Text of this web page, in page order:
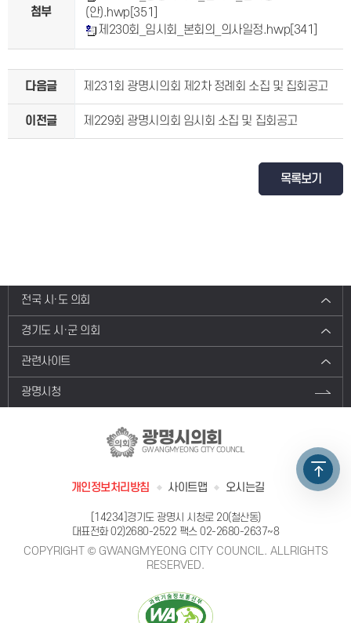
첨부
(안).hwp [351]
제230회_임시회_본회의_의사일정.hwp [341]
다음글 제231회 광명시의회 제2차 정례회 소집 및 집회공고
이전글 제229회 광명시의회 임시회 소집 및 집회공고
목록보기
전국 시·도 의회
경기도 시·군 의회
관련사이트
광명시청
광명시의회
GWANGMYEONG CITY COUNCIL
개인정보처리방침 사이트맵 오시는길
[14234]경기도 광명시 시청로 20(철산동)
대표전화02)2680-2522 팩스 02-2680-2637~8
COPYRIGHT © GWANGMYEONG CITY COUNCIL. ALLRIGHTS
RESERVED.